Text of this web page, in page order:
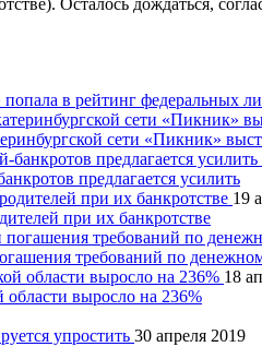
Осталось дождаться,
в рейтинг федеральных
сети «Пикник»
предлагается усилить
19
при их банкротстве
требований по
18
области выросло на 236%
30 апреля 2019